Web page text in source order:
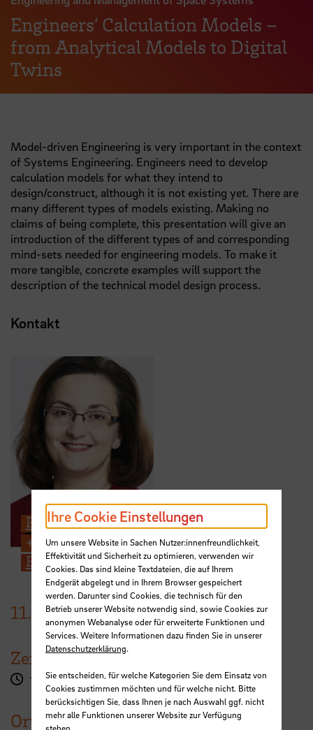
Engineers’ Calculation Models –
from Analytical Models to Digital
Twins
Model-driven Engineering is very important in the context
of Systems Engineering. Engineers need to develop
calculation models for what they intend to
design/construct, although it is not existing yet. There are
many different types of models existing. Making no
claims of being complete, this presentation will give an
introduction of the different types of and corresponding
mind-sets needed for engineering models. To make it
more tangible, concrete examples will support the
description of the technical model design process.
Kontakt
Prof. Dr.-Ing. Jasminka Matevska
+49 421 5905 5425
E-Mail
11. Januar2023
Zeit
17:00 Uhr
Ort
Ihre Cookie Einstellungen
Um unsere Website in Sachen Nutzer:innenfreundlichkeit,
Effektivität und Sicherheit zu optimieren, verwenden wir
Cookies. Das sind kleine Textdateien, die auf Ihrem
Endgerät abgelegt und in Ihrem Browser gespeichert
werden. Darunter sind Cookies, die technisch für den
Betrieb unserer Website notwendig sind, sowie Cookies zur
anonymen Webanalyse oder für erweiterte Funktionen und
Services. Weitere Informationen dazu finden Sie in unserer
Datenschutzerklärung.
Sie entscheiden, für welche Kategorien Sie dem Einsatz von
Cookies zustimmen möchten und für welche nicht. Bitte
berücksichtigen Sie, dass Ihnen je nach Auswahl ggf. nicht
mehr alle Funktionen unserer Website zur Verfügung